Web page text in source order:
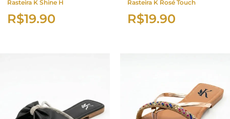
Rasteira K Shine H
R$19.90
Rasteira K Rosé Touch
R$19.90